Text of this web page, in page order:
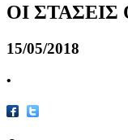
ΟΙ ΣΤΑΣΕΙΣ
15/05/2018
•